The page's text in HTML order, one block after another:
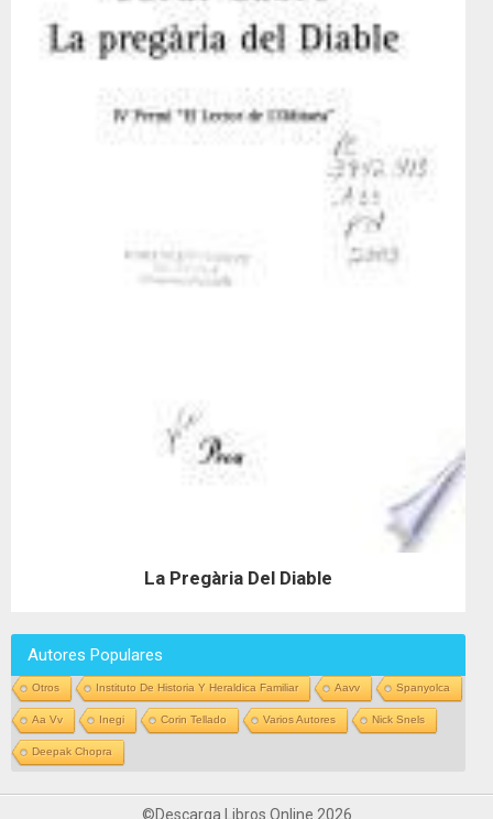
La Pregària Del Diable
Autores Populares
Otros Instituto De Historia Y Heraldica Familiar Aavv Spanyolca
Aa Vv Inegi Corin Tellado Varios Autores Nick Snels
Deepak Chopra
©Descarga Libros Online 2026